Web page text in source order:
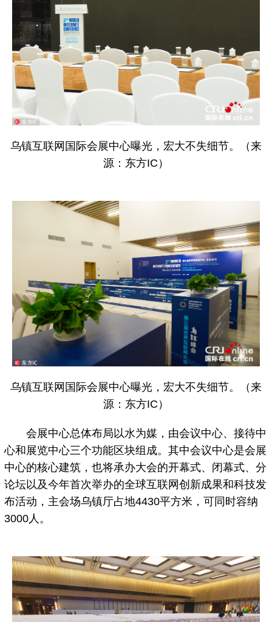
乌镇互联网国际会展中心曝光，宏大不失细节。（来
源：东方IC）
乌镇互联网国际会展中心曝光，宏大不失细节。（来
源：东方IC）
会展中心总体布局以水为媒，由会议中心、接待中
心和展览中心三个功能区块组成。其中会议中心是会展
中心的核心建筑，也将承办大会的开幕式、闭幕式、分
论坛以及今年首次举办的全球互联网创新成果和科技发
布活动，主会场乌镇厅占地4430平方米，可同时容纳
3000人。